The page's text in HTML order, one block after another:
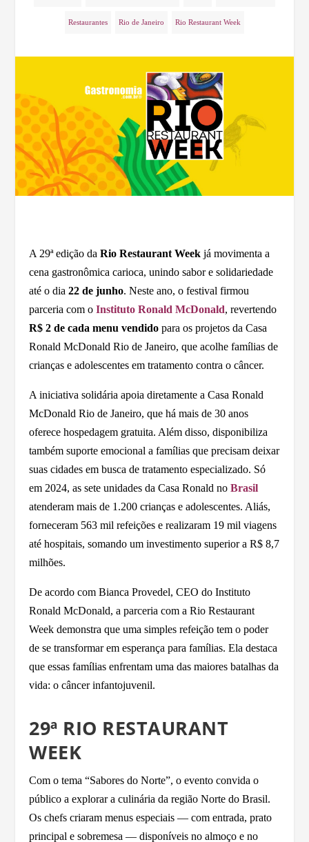
Restaurantes Rio de Janeiro Rio Restaurant Week
A 29ª edição daRio Restaurant Week já movimenta a
cena gastronômica carioca, unindo sabor e solidariedade
até o dia22 de junho. Neste ano, o festival firmou
parceria com oInstituto Ronald McDonald, revertendo
R$ 2 de cada menu vendido para os projetos da Casa
Ronald McDonald Rio de Janeiro, que acolhe famílias de
crianças e adolescentes em tratamento contra o câncer.
A iniciativa solidária apoia diretamente a Casa Ronald
McDonald Rio de Janeiro, que há mais de 30 anos
oferece hospedagem gratuita. Além disso, disponibiliza
também suporte emocional a famílias que precisam deixar
suas cidades em busca de tratamento especializado. Só
em 2024, as sete unidades da Casa Ronald noBrasil
atenderam mais de 1.200 crianças e adolescentes. Aliás,
forneceram 563 mil refeições e realizaram 19 mil viagens
até hospitais, somando um investimento superior a R$ 8,7
milhões.
De acordo com Bianca Provedel, CEO do Instituto
Ronald McDonald, a parceria com a Rio Restaurant
Week demonstra que uma simples refeição tem o poder
de se transformar em esperança para famílias. Ela destaca
que essas famílias enfrentam uma das maiores batalhas da
vida: o câncer infantojuvenil.
29ª RIO RESTAURANT
WEEK
Com o tema “Sabores do Norte”, o evento convida o
público a explorar a culinária da região Norte do Brasil.
Os chefs criaram menus especiais — com entrada, prato
principal e sobremesa — disponíveis no almoço e no